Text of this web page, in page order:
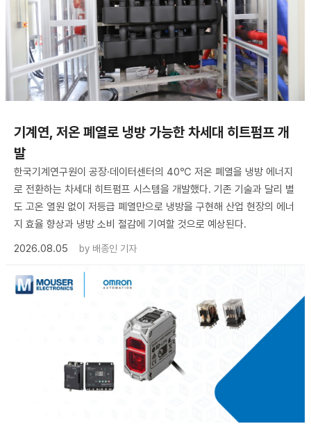
기계연, 저온 폐열로 냉방 가능한 차세대 히트펌프 개
발
한국기계연구원이 공장·데이터센터의 40℃ 저온 폐열을 냉방 에너지
로 전환하는 차세대 히트펌프 시스템을 개발했다. 기존 기술과 달리 별
도 고온 열원 없이 저등급 폐열만으로 냉방을 구현해 산업 현장의 에너
지 효율 향상과 냉방 소비 절감에 기여할 것으로 예상된다.
2026.08.05
by 배종인 기자